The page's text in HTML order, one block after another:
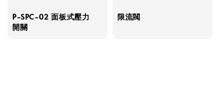
P-SPC-02 面板式壓力
開關
限流閥